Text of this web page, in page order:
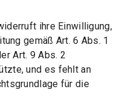
ihre Einwilligung,
gemäß Art. 6 Abs. 1
Art. 9 Abs. 2
und es fehlt an
für die